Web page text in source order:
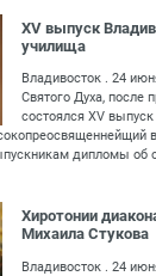
XV выпуск
училища
Владивосток . 24
Святого Духа, после
состоялся XV
дипломы об
Хиротонии
Михаила Стукова
Владивосток . 24